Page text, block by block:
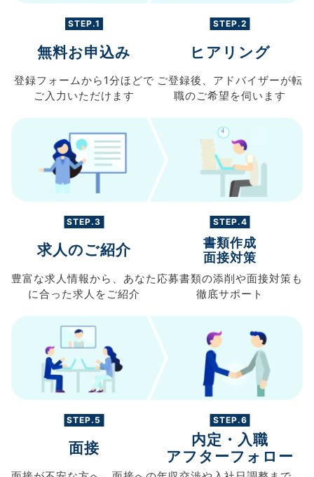
STEP.1
無料お申込み
登録フォームから 1分ほどで
ご入力 いただけます
STEP.2
ヒアリング
ご登録後、 アドバイザーが転
職のご希望を伺います
STEP.3
求人のご紹介
豊富な求人情報から、 あなた
に合った求人を ご紹介
STEP.4
書類作成
面接対策
応募書類の添削や面接対策も
徹底サポート
STEP.5
面接
STEP.6
内定・入職
アフターフォロー